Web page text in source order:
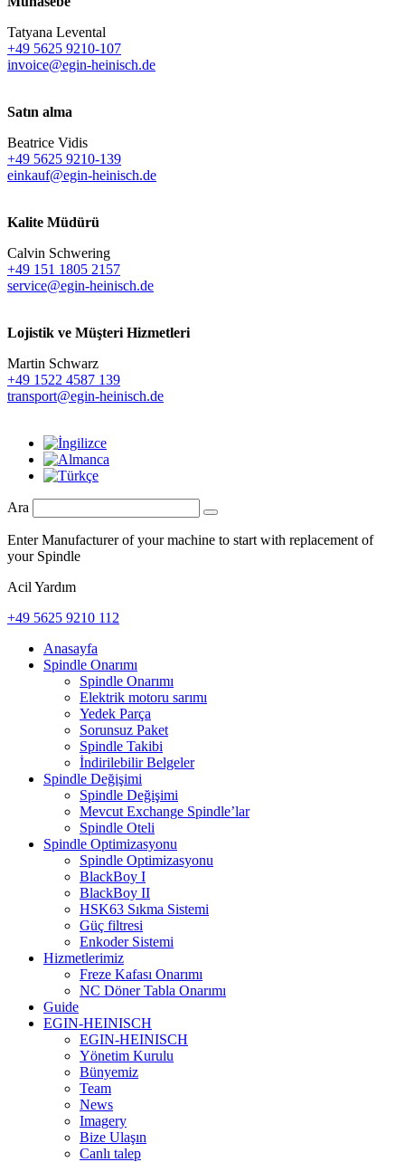
Tatyana Levental
+49 5625 9210-107
invoice@egin-heinisch.de
Satın alma
Beatrice Vidis
+49 5625 9210-139
einkauf@egin-heinisch.de
Kalite Müdürü
Calvin Schwering
+49 151 1805 2157
service@egin-heinisch.de
Lojistik ve Müşteri Hizmetleri
Martin Schwarz
+49 1522 4587 139
transport@egin-heinisch.de
Ara
Enter Manufacturer of your machine to start with replacement of
your Spindle
Acil Yardım
+49 5625 9210 112
Anasayfa
Spindle Onarımı
Spindle Onarımı
Elektrik motoru sarımı
Yedek Parça
Sorunsuz Paket
Spindle Takibi
İndirilebilir Belgeler
Spindle Değişimi
Spindle Değişimi
Mevcut Exchange Spindle’lar
Spindle Oteli
Spindle Optimizasyonu
Spindle Optimizasyonu
BlackBoy I
BlackBoy II
HSK63 Sıkma Sistemi
Güç filtresi
Enkoder Sistemi
Hizmetlerimiz
Freze Kafası Onarımı
NC Döner Tabla Onarımı
Guide
EGIN-HEINISCH
EGIN-HEINISCH
Yönetim Kurulu
Bünyemiz
Team
News
Imagery
Bize Ulaşın
Canlı talep